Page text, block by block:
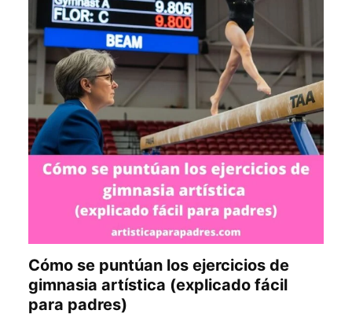
Cómo se puntúan los ejercicios de
gimnasia artística (explicado fácil
para padres)